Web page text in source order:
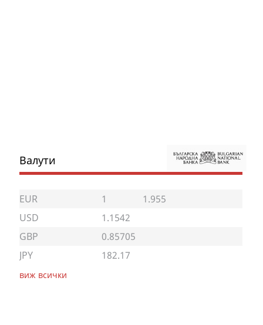
Валути
EUR 1
1.955
USD
1.1542
GBP
0.85705
JPY
182.17
виж всички